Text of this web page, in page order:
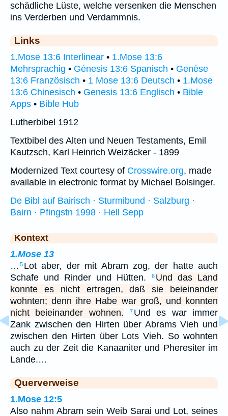
schädliche Lüste, welche versenken die Menschen
ins Verderben und Verdammnis.
Links
1.Mose 13:6 Interlinear • 1.Mose 13:6
Mehrsprachig • Génesis 13:6 Spanisch • Genèse
13:6 Französisch • 1 Mose 13:6 Deutsch • 1.Mose
13:6 Chinesisch • Genesis 13:6 Englisch • Bible
Apps • Bible Hub
Lutherbibel 1912
Textbibel des Alten und Neuen Testaments, Emil
Kautzsch, Karl Heinrich Weizäcker - 1899
Modernized Text courtesy of Crosswire.org, made
available in electronic format by Michael Bolsinger.
De Bibl auf Bairisch · Sturmibund · Salzburg ·
Bairn · Pfingstn 1998 · Hell Sepp
Kontext
1.Mose 13
… 5 Lot aber, der mit Abram zog, der hatte auch
Schafe und Rinder und Hütten.
6 Und das Land
konnte es nicht ertragen, daß sie beieinander
wohnten; denn ihre Habe war groß, und konnten
nicht beieinander wohnen.
7 Und es war immer
Zank zwischen den Hirten über Abrams Vieh und
zwischen den Hirten über Lots Vieh. So wohnten
auch zu der Zeit die Kanaaniter und Pheresiter im
Lande.…
Querverweise
1.Mose 12:5
Also nahm Abram sein Weib Sarai und Lot, seines